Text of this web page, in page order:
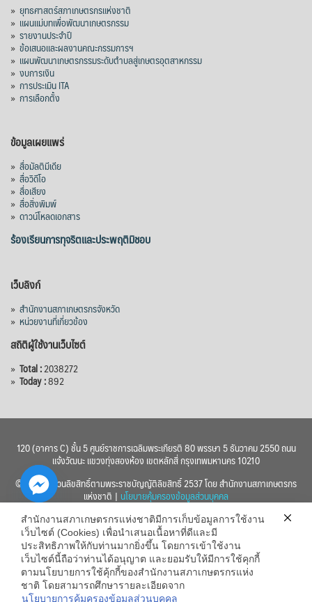
» ยุทธศาสตร์สภาเกษตรกรแห่งชาติ
» แผนแม่บทเพื่อพัฒนาเกษตรกรรม
» รายงานประจำปี
» ข้อเสนอและผลงานคณะกรรมการฯ
» แผนพัฒนาเกษตรกรรมระดับตำบลสู่เกษตรอุตสาหกรรม
» งบการเงิน
» การประเมิน ITA
» การเลือกตั้ง
ข้อมูลเผยแพร่
» สื่อมัลติมีเดีย
» สื่อวิดีโอ
» สื่อเสียง
» สื่อสิ่งพิมพ์
» ดาวน์โหลดเอกสาร
ร้องเรียนการทุจริตและประพฤติมิชอบ
เว็บลิงก์
» สำนักงานสภาเกษตรกรจังหวัด
» หน่วยงานที่เกี่ยวข้อง
สถิติผู้ใช้งานเว็บไซต์
» Total :2038272
» Today :892
120 (อาคาร C) ชั้น 5 ศูนย์ราชการเฉลิมพระเกียรติ 80 พรรษา 5 ธันวาคม 2550 ถนน
แจ้งวัฒนะ แขวงทุ่งสองห้อง เขตหลักสี่ กรุงเทพมหานคร 10210
© 2560 สงวนลิขสิทธิ์ตามพระราชบัญญัติลิขสิทธิ์ 2537 โดย สำนักงานสภาเกษตรกร
แห่งชาติ | นโยบายคุ้มครองข้อมูลส่วนบุคคล
สำนักงานสภาเกษตรกรแห่งชาติมีการเก็บข้อมูลการใช้งาน
เว็บไซต์ (Cookies) เพื่อนำเสนอเนื้อหาที่ดีและมี
ประสิทธิภาพให้กับท่านมากยิ่งขึ้น โดยการเข้าใช้งาน
เว็บไซต์นี้ถือว่าท่านได้อนุญาต และยอมรับให้มีการใช้คุกกี้
ตามนโยบายการใช้คุ้กกี้ของสำนักงานสภาเกษตรกรแห่ง
ชาติ โดยสามารถศึกษารายละเอียดจาก
นโยบายการคุ้มครองข้อมูลส่วนบุคคล
Hide
chaty